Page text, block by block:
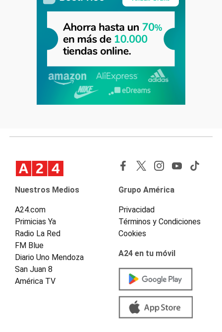
Nuestros Medios
A24.com
Primicias Ya
Radio La Red
FM Blue
Diario Uno Mendoza
San Juan 8
América TV
Grupo América
Privacidad
Términos y Condiciones
Cookies
A24 en tu móvil